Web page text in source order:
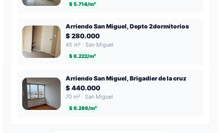
$ 5.714/m²
Arriendo San Miguel, Depto 2dormitorios
$ 280.000
45 m² · San Miguel
$ 6.222/m²
Arriendo San Miguel, Brigadier de la cruz
$ 440.000
70 m² · San Miguel
$ 6.286/m²